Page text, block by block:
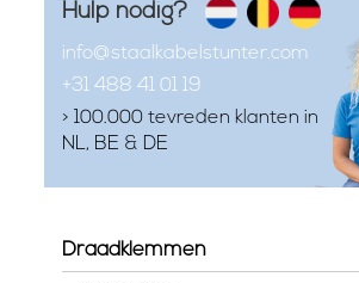
Hulp nodig?
info@staalkabelstunter.com
+31 488 41 01 19
> 100.000 tevreden klanten in
NL, BE & DE
Draadklemmen